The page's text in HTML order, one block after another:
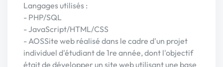
Langages utilisés :
- PHP/SQL
- JavaScript/HTML/CSS
- AOSSite web réalisé dans le cadre d'un projet
individuel d'étudiant de 1re année, dont l'objectif
était de développer un site web utilisant une base